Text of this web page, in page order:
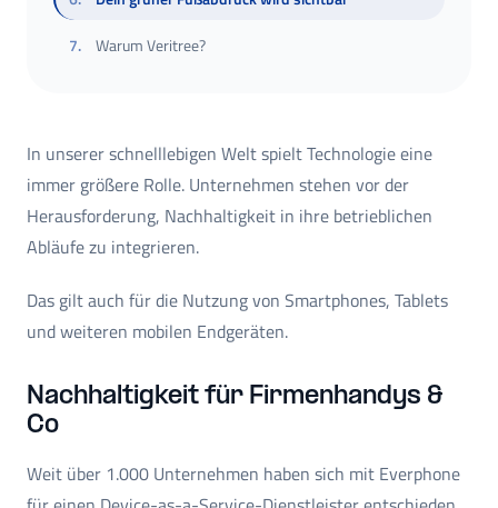
7. Warum Veritree?
In unserer schnelllebigen Welt spielt Technologie eine
immer größere Rolle. Unternehmen stehen vor der
Herausforderung, Nachhaltigkeit in ihre betrieblichen
Abläufe zu integrieren.
Das gilt auch für die Nutzung von Smartphones, Tablets
und weiteren mobilen Endgeräten.
Nachhaltigkeit für Firmenhandys &
Co
Weit über 1.000 Unternehmen haben sich mit Everphone